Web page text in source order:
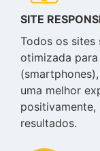
SITE
Todos os sites
otimizada
uma melhor
resultados.